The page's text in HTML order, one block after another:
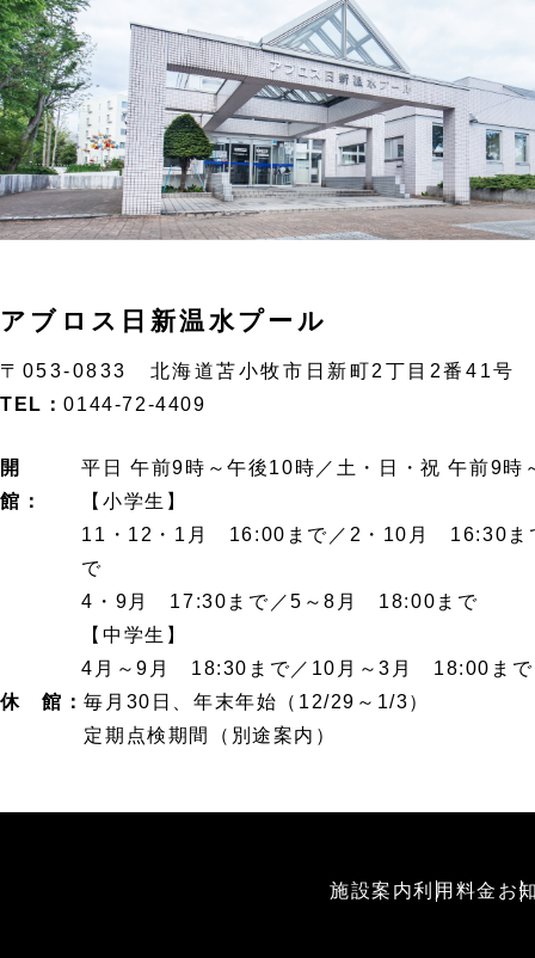
アブロス日新温水プール
〒053-0833 北海道苫小牧市日新町2丁目2番41号
TEL：0144-72-4409
開
館：
平日 午前9時～午後10時／土・日・祝 午前9時
【小学生】
11・12・1月 16:00まで／2・10月 16:30ま
で
4・9月 17:30まで／5～8月 18:00まで
【中学生】
4月～9月 18:30まで／10月～3月 18:00まで
休 館：毎月30日、年末年始（12/29～1/3）
定期点検期間（別途案内）
施設案内利用料金 お